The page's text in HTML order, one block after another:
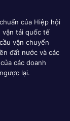
của Hiệp hội
vận tải quốc tế
vận chuyển
đất nước và các
các doanh
lại.